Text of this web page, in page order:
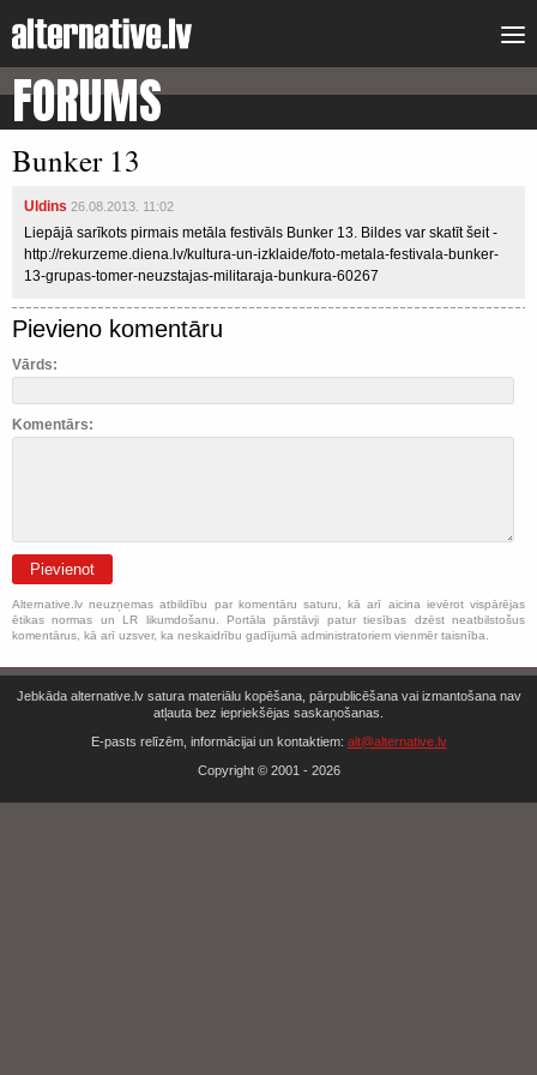
FORUMS
Bunker 13
Uldins 26.08.2013. 11:02
Liepājā sarīkots pirmais metāla festivāls Bunker 13. Bildes var skatīt šeit -
http://rekurzeme.diena.lv/kultura-un-izklaide/foto-metala-festivala-bunker-
13-grupas-tomer-neuzstajas-militaraja-bunkura-60267
Pievieno komentāru
Vārds:
Komentārs:
Pievienot
Alternative.lv neuzņemas atbildību par komentāru saturu, kā arī aicina ievērot vispārējas
ētikas normas un LR likumdošanu. Portāla pārstāvji patur tiesības dzēst neatbilstošus
komentārus, kā arī uzsver, ka neskaidrību gadījumā administratoriem vienmēr taisnība.
Jebkāda alternative.lv satura materiālu kopēšana, pārpublicēšana vai izmantošana nav
atļauta bez iepriekšējas saskaņošanas.
E-pasts relīzēm, informācijai un kontaktiem: alt@alternative.lv
Copyright © 2001 - 2026